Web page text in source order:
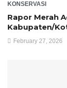
KONSERVASI
Rapor Merah
Kabupaten/
February 27, 2026